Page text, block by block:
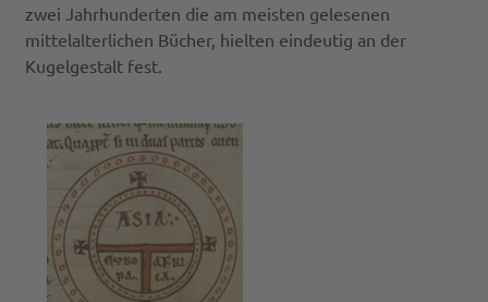
zwei Jahrhunderten die am meisten gelesenen
mittelalterlichen Bücher, hielten eindeutig an der
Kugelgestalt fest.